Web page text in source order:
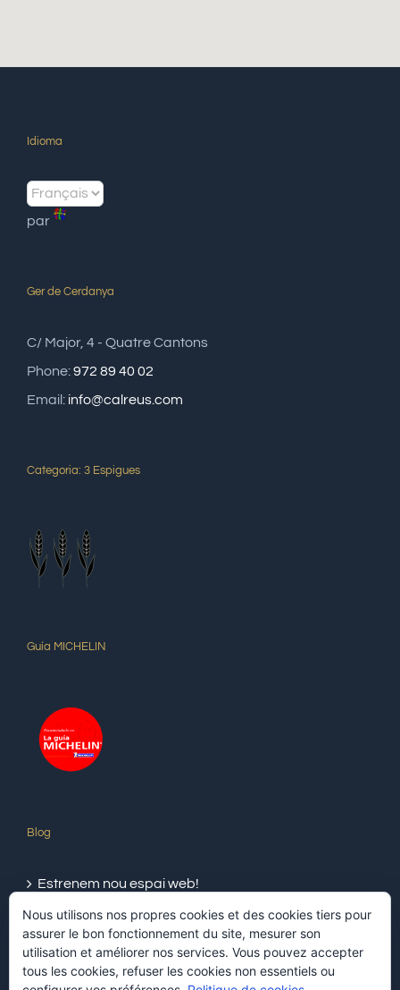
Idioma
par
Ger de Cerdanya
C/ Major, 4 - Quatre Cantons
Phone:972 89 40 02
Email: info@calreus.com
Categoria: 3 Espigues
Guía MICHELIN
Blog
Estrenem nou espai web!
Nous utilisons nos propres cookies et des cookies tiers pour
assurer le bon fonctionnement du site, mesurer son
utilisation et améliorer nos services. Vous pouvez accepter
tous les cookies, refuser les cookies non essentiels ou